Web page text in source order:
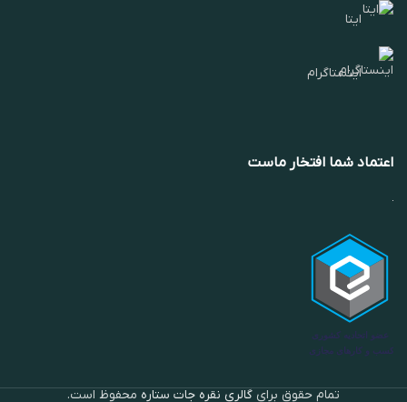
ایتا
اینستاگرام
اعتماد شما افتخار ماست
تمام حقوق برای گالری نقره جات ستاره محفوظ است.